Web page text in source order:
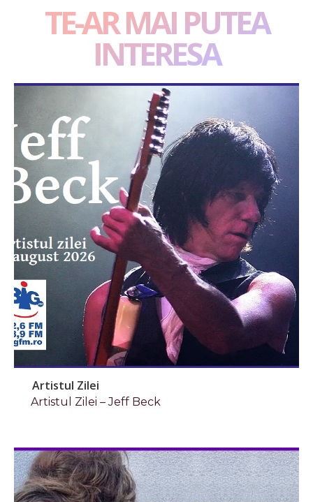
TE-AR MAI PUTEA
INTERESA
Artistul Zilei
Artistul Zilei – Jeff Beck